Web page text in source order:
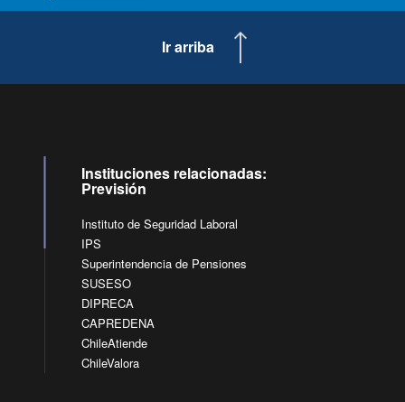
Ir arriba
Instituciones relacionadas:
Previsión
Instituto de Seguridad Laboral
IPS
Superintendencia de Pensiones
SUSESO
DIPRECA
CAPREDENA
ChileAtiende
ChileValora